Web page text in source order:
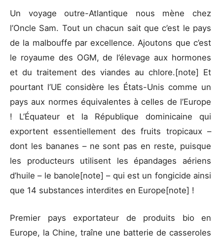
Un voyage outre-Atlantique nous mène chez
l’Oncle Sam. Tout un chacun sait que c’est le pays
de la malbouffe par excellence. Ajoutons que c’est
le royaume des OGM, de l’élevage aux hormones
et du traitement des viandes au chlore.[note] Et
pourtant l’UE considère les États-Unis comme un
pays aux normes équivalentes à celles de l’Europe
! L’Équateur et la République dominicaine qui
exportent essentiellement des fruits tropicaux –
dont les bananes – ne sont pas en reste, puisque
les producteurs utilisent les épandages aériens
d’huile – le banole[note] – qui est un fongicide ainsi
que 14 substances interdites en Europe[note] !
Premier pays exportateur de produits bio en
Europe, la Chine, traîne une batterie de casseroles